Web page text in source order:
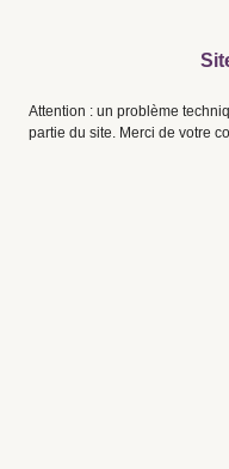
Attention : un problème
partie du site. Merci de votre